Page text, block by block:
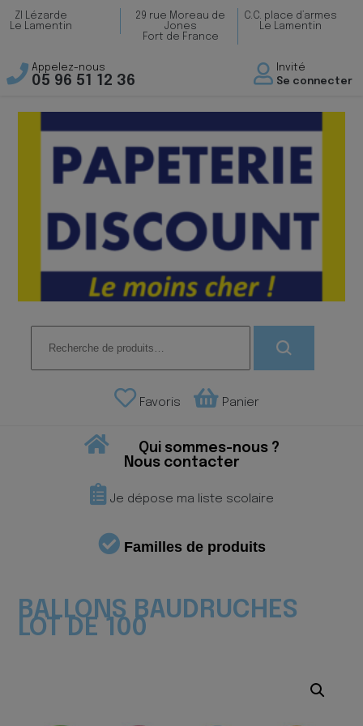
ZI Lézarde
Le Lamentin
29 rue Moreau de
Jones
Fort de France
C.C. place d’armes
Le Lamentin
Appelez-nous
05 96 51 12 36
Invité
Se connecter
pour :
Favoris Panier
Qui sommes-nous ?
Nous contacter
Je dépose ma liste scolaire
Familles de produits
BALLONS BAUDRUCHES
LOT DE 100